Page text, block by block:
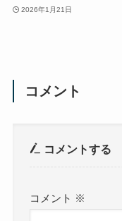
2026年1月21日
コメント
コメントする
コメント ※